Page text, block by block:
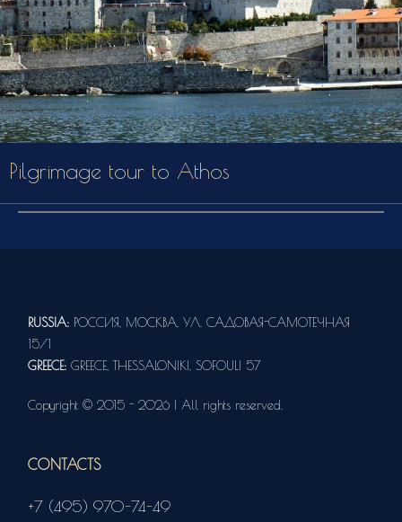
Pilgrimage tour to Athos
RUSSIA: РОССИЯ, МОСКВА, УЛ. САДОВАЯ-САМОТЕЧНАЯ
15/1
GREECE:GREECE, THESSALONIKI, SOFOULI 57
Copyright © 2015 - 2026 | All rights reserved.
CONTACTS
+7 (495) 970-74-49